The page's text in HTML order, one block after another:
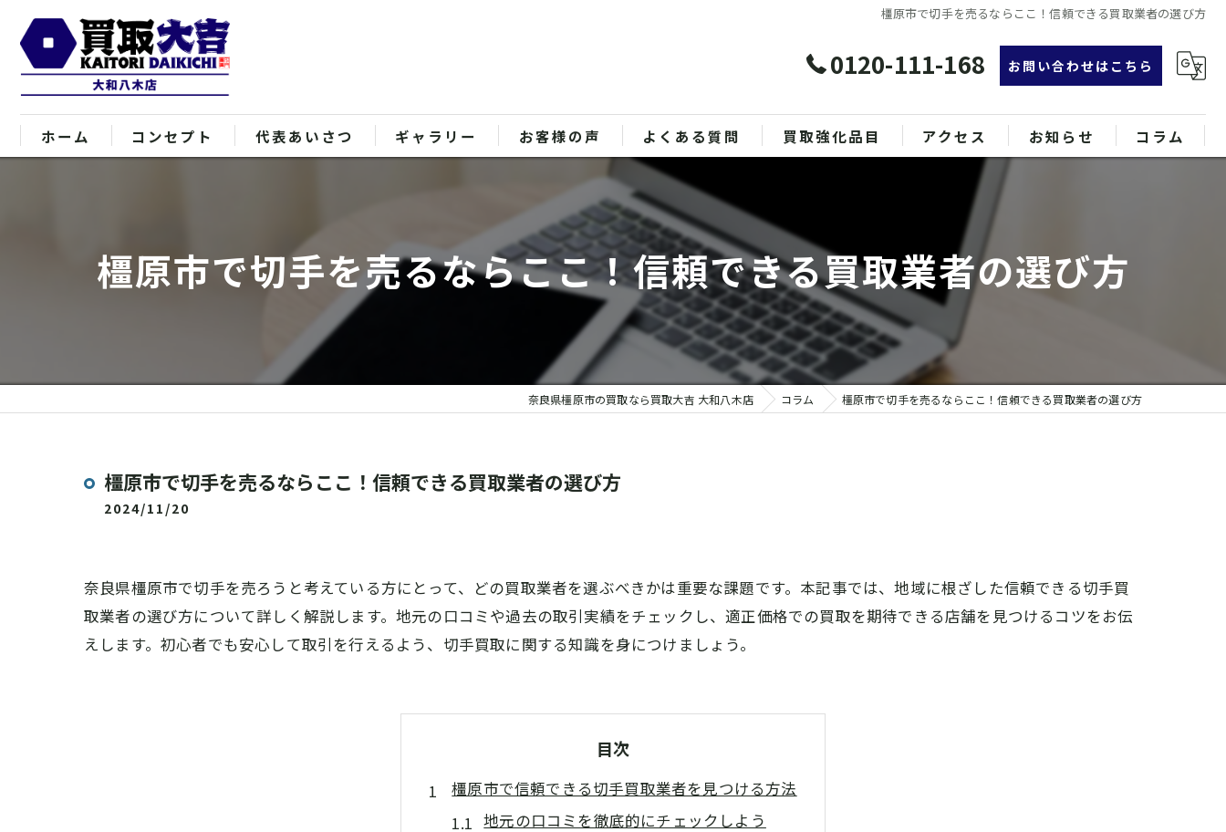
橿原市で切手を売るならここ！信頼できる買取業者の選び方
0120-111-168 お問い合わせはこちら
ホーム コンセプト 代表あいさつ ギャラリー お客様の声 よくある質問 買取強化品目
ブランド品
貴金属
時計
金
アクセス お知らせ コラム
橿原市で切手を売るならここ！信頼できる買取業者の選び方
奈良県橿原市の買取なら買取大吉 大和八木店 コラム 橿原市で切手を売るならここ！信頼できる買取業者の選び方
橿原市で切手を売るならここ！信頼できる買取業者の選び方
2024/11/20
奈良県橿原市で切手を売ろうと考えている方にとって、どの買取業者を選ぶべきかは重要な課題です。本記事では、地域に根ざした信頼できる切手買
取業者の選び方について詳しく解説します。地元の口コミや過去の取引実績をチェックし、適正価格での買取を期待できる店舗を見つけるコツをお伝
えします。初心者でも安心して取引を行えるよう、切手買取に関する知識を身につけましょう。
目次
橿原市で信頼できる切手買取業者を見つける方法
地元の口コミを徹底的にチェックしよう